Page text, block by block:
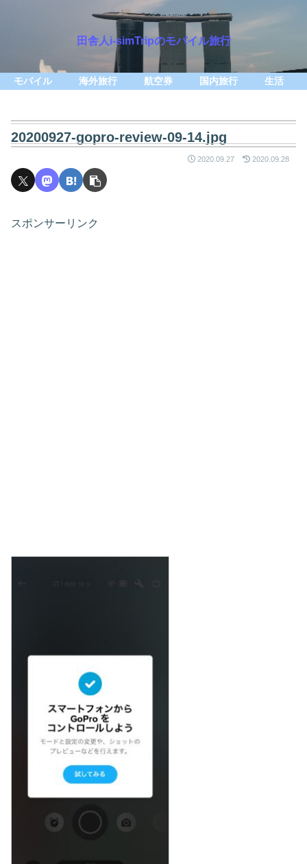
田舎人i-simTripのモバイル旅行
モバイル 海外旅行 航空券 国内旅行 生活
20200927-gopro-review-09-14.jpg
2020.09.27 2020.09.28
スポンサーリンク